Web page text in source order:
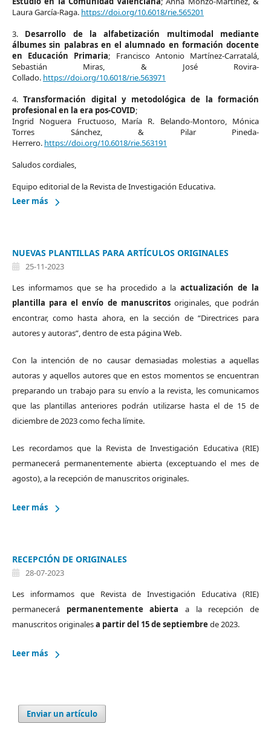
Laura García-Raga. https://doi.org/10.6018/rie.565201
3. Desarrollo de la alfabetización multimodal mediante
álbumes sin palabras en el alumnado en formación docente
en Educación Primaria; Francisco Antonio Martínez-Carratalá,
Sebastián Miras, & José Rovira-
Collado. https://doi.org/10.6018/rie.563971
4.Transformación digital y metodológica de la formación
profesional en la era pos-COVID;
Ingrid Noguera Fructuoso, María R. Belando-Montoro, Mónica
Torres Sánchez, & Pilar Pineda-
Herrero. https://doi.org/10.6018/rie.563191
Saludos cordiales,
Equipo editorial de la Revista de Investigación Educativa.
Leer más
NUEVAS PLANTILLAS PARA ARTÍCULOS ORIGINALES
25-11-2023
Les informamos que se ha procedido a la actualización de la
plantilla para el envío de manuscritosoriginales, que podrán
encontrar, como hasta ahora, en la sección de “Directrices para
autores y autoras”, dentro de esta página Web.
Con la intención de no causar demasiadas molestias a aquellas
autoras y aquellos autores que en estos momentos se encuentran
preparando un trabajo para su envío a la revista, les comunicamos
que las plantillas anteriores podrán utilizarse hasta el de 15 de
diciembre de 2023 como fecha límite.
Les recordamos que la Revista de Investigación Educativa (RIE)
permanecerá permanentemente abierta (exceptuando el mes de
agosto), a la recepción de manuscritos originales.
Leer más
RECEPCIÓN DE ORIGINALES
28-07-2023
Les informamos que Revista de Investigación Educativa (RIE)
permanecerá permanentemente abierta a la recepción de
manuscritos originalesa partir del 15 de septiembre de 2023.
Leer más
Enviar un artículo